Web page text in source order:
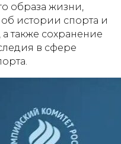
образа жизни,
истории спорта и
также сохранение
в сфере